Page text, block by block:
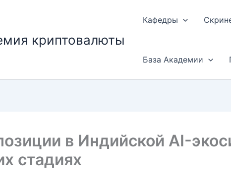
криптовалюты
Кафедры
База Академии
в Индийской AI-
стадиях